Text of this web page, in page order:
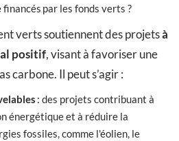
par les fonds verts ?
verts soutiennent des projetsà
positif, visant à favoriser une
carbone. Il peut s’agir :
: des projets contribuant à
énergétique et à réduire la
fossiles, comme l'éolien, le